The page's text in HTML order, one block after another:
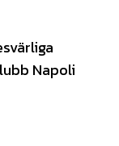
Napoli